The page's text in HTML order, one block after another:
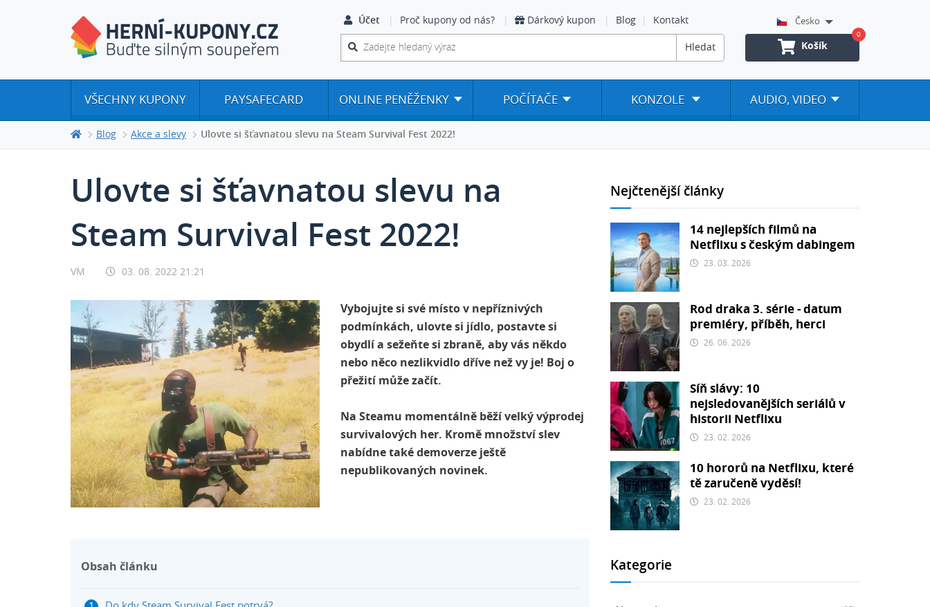
Účet Proč kupony od nás? Dárkový kupon Blog Kontakt Česko
Hledat Košík
0
VŠECHNY KUPONY PAYSAFECARD ONLINE PENĚŽENKY POČÍTAČE KONZOLE AUDIO, VIDEO
Blog Akce a slevy Ulovte si šťavnatou slevu na Steam Survival Fest 2022!
Ulovte si šťavnatou slevu na
Steam Survival Fest 2022!
VM 03. 08. 2022 21:21
Vybojujte si své místo v nepříznivých
podmínkách, ulovte si jídlo, postavte si
obydlí a sežeňte si zbraně, aby vás někdo
nebo něco nezlikvidlo dříve než vy je! Boj o
přežití může začít.
Na Steamu momentálně běží velký výprodej
survivalových her. Kromě množství slev
nabídne také demoverze ještě
nepublikovaných novinek.
Obsah článku
Nejčtenější články
14 nejlepších filmů na
Netflixu s českým dabingem
23. 03. 2026
Rod draka 3. série - datum
premiéry, příběh, herci
26. 06. 2026
Síň slávy: 10
nejsledovanějších seriálů v
historii Netflixu
23. 02. 2026
10 hororů na Netflixu, které
tě zaručeně vyděsí!
23. 02. 2026
Kategorie